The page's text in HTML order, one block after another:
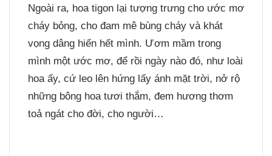
Ngoài ra, hoa tigon lại tượng trưng cho ước mơ
cháy bỏng, cho đam mê bùng cháy và khát
vọng dâng hiến hết mình. Ươm mầm trong
mình một ước mơ, để rồi ngày nào đó, như loài
hoa ấy, cứ leo lên hứng lấy ánh mặt trời, nở rộ
những bông hoa tươi thắm, đem hương thơm
toả ngát cho đời, cho người…